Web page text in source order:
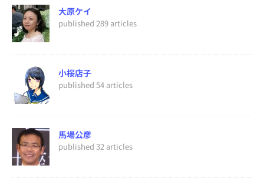
大原ケイ
published 289 articles
小桜店子
published 54 articles
馬場公彦
published 32 articles